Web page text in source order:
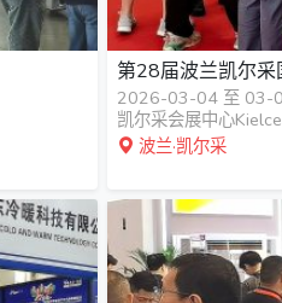
第28届波兰凯尔
2026-03-04 至 03-
凯尔采会展中心
波兰·凯尔采